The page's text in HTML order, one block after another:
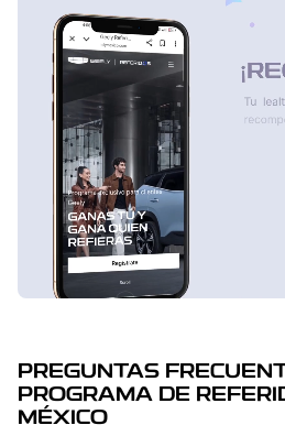
PREGUNTAS
PROGRAMA DE
MÉXICO